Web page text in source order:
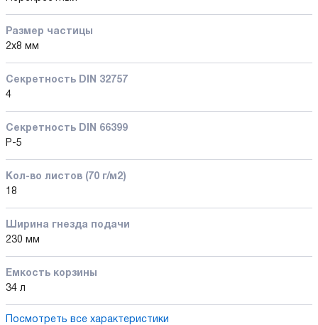
Размер частицы
2х8 мм
Секретность DIN 32757
4
Секретность DIN 66399
P-5
Кол-во листов (70 г/м2)
18
Ширина гнезда подачи
230 мм
Емкость корзины
34 л
Посмотреть все характеристики